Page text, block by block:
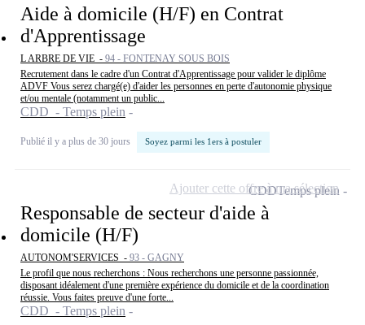
Aide à domicile (H/F) en Contrat
d'Apprentissage
L ARBRE DE VIE - 94 - FONTENAY SOUS BOIS
Recrutement dans le cadre d'un Contrat d'Apprentissage pour valider le diplôme
ADVF Vous serez chargé(e) d'aider les personnes en perte d'autonomie physique
et/ou mentale (notamment un public...
CDD - Temps plein
Publié il y a plus de 30 jours Soyez parmi les 1ers à postuler
Responsable de secteur d'aide à
domicile (H/F)
AUTONOM'SERVICES - 93 - GAGNY
Le profil que nous recherchons : Nous recherchons une personne passionnée,
disposant idéalement d'une première expérience du domicile et de la coordination
réussie. Vous faites preuve d'une forte...
CDD - Temps plein
CDDTemps plein
Ajouter cette offre à ma sélection